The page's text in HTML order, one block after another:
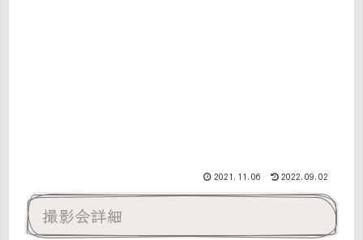
2021.11.06 2022.09.02
撮影会詳細